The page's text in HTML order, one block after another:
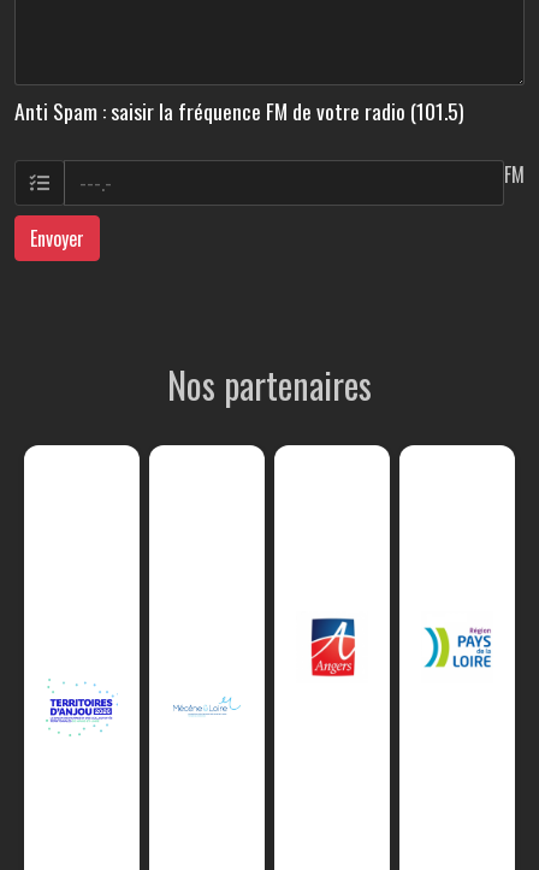
Anti Spam : saisir la fréquence FM de votre radio (101.5)
FM
Envoyer
Nos partenaires